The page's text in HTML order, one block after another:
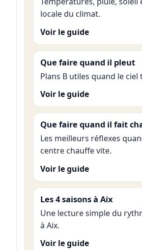
locale du climat.
Voir le guide
Que faire quand il pleut
Plans B utiles quand le ciel
Voir le guide
Que faire quand il fait
Les meilleurs réflexes
centre chauffe vite.
Voir le guide
Les 4 saisons à Aix
Une lecture simple du
à Aix.
Voir le guide